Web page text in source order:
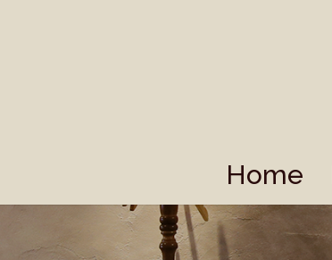
Home